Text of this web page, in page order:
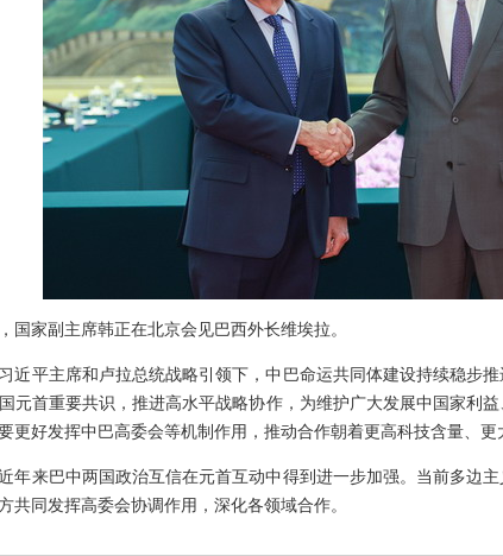
国家副主席韩正在北京会见巴西外长维埃拉。
近平主席和卢拉总统战略引领下，中巴命运共同体建设持续稳步
元首重要共识，推进高水平战略协作，为维护广大发展中国家利
更好发挥中巴高委会等机制作用，推动合作朝着更高科技含量、更
年来巴中两国政治互信在元首互动中得到进一步加强。当前多边
共同发挥高委会协调作用，深化各领域合作。